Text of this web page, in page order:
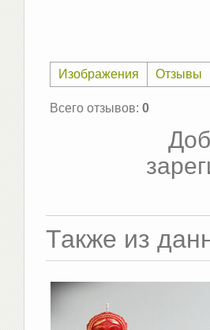
Изображения Отзывы
Всего отзывов: 0
Также из